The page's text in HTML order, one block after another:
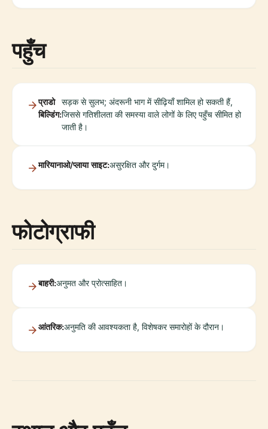
पहुँच
प्राडो
बिल्डिंग:
सड़क से सुलभ; अंदरूनी भाग में सीढ़ियाँ शामिल हो सकती हैं,
जिससे गतिशीलता की समस्या वाले लोगों के लिए पहुँच सीमित हो
जाती है।
मारियानाओ/प्लाया साइट:असुरक्षित और दुर्गम।
फोटोग्राफी
बाहरी:अनुमत और प्रोत्साहित।
आंतरिक:अनुमति की आवश्यकता है, विशेषकर समारोहों के दौरान।